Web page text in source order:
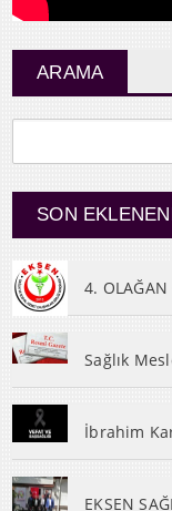
ARAMA
SON
4. OLAĞAN
Sağlık
İbrahim
EKSEN